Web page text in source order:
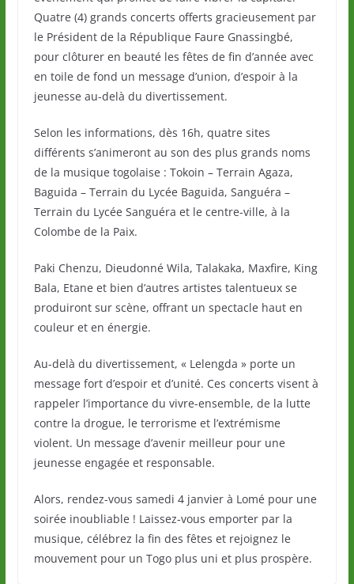
Quatre (4) grands concerts offerts gracieusement par
le Président de la République Faure Gnassingbé,
pour clôturer en beauté les fêtes de fin d’année avec
en toile de fond un message d’union, d’espoir à la
jeunesse au-delà du divertissement.
Selon les informations, dès 16h, quatre sites
différents s’animeront au son des plus grands noms
de la musique togolaise : Tokoin – Terrain Agaza,
Baguida – Terrain du Lycée Baguida, Sanguéra –
Terrain du Lycée Sanguéra et le centre-ville, à la
Colombe de la Paix.
Paki Chenzu, Dieudonné Wila, Talakaka, Maxfire, King
Bala, Etane et bien d’autres artistes talentueux se
produiront sur scène, offrant un spectacle haut en
couleur et en énergie.
Au-delà du divertissement, « Lelengda » porte un
message fort d’espoir et d’unité. Ces concerts visent à
rappeler l’importance du vivre-ensemble, de la lutte
contre la drogue, le terrorisme et l’extrémisme
violent. Un message d’avenir meilleur pour une
jeunesse engagée et responsable.
Alors, rendez-vous samedi 4 janvier à Lomé pour une
soirée inoubliable ! Laissez-vous emporter par la
musique, célébrez la fin des fêtes et rejoignez le
mouvement pour un Togo plus uni et plus prospère.